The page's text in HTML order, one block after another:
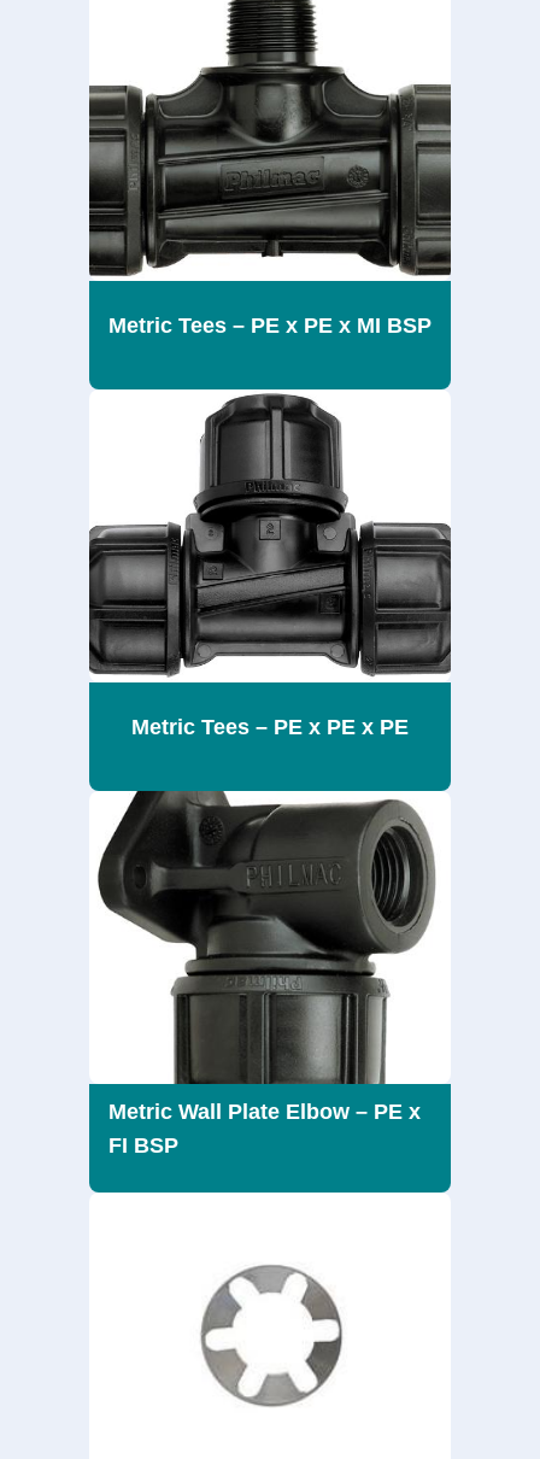
Metric Tees – PE x PE x MI BSP
Metric Tees – PE x PE x PE
Metric Wall Plate Elbow – PE x
FI BSP